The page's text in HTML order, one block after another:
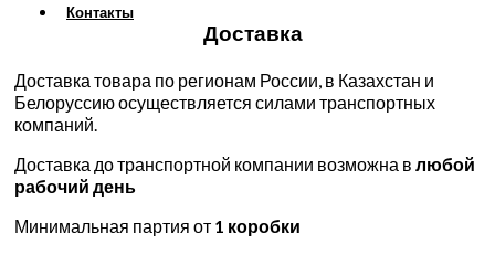
Контакты
Доставка
Доставка товара по регионам России, в Казахстан и
Белоруссию осуществляется силами транспортных
компаний.
Доставка до транспортной компании возможна в любой
рабочий день
Минимальная партия от 1 коробки